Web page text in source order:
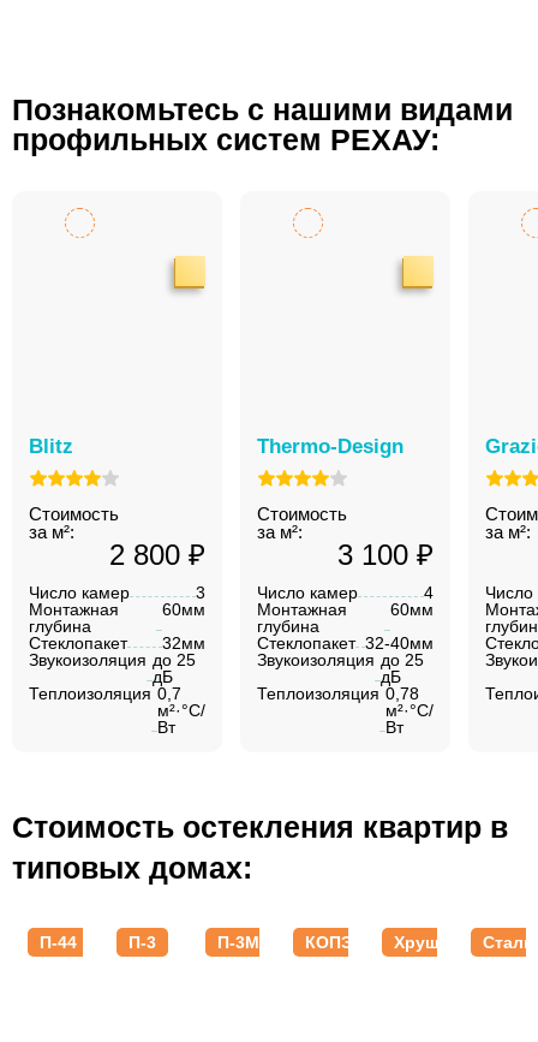
Познакомьтесь с нашими видами
профильных систем РЕХАУ:
Blitz
Стоимость
за м²:
2 800 ₽
Число камер
3
Монтажная
глубина
60мм
Стеклопакет
32мм
Звукоизоляция до 25
дБ
Теплоизоляция 0,7
м²·°C/
Вт
Thermo-Design
Стоимость
за м²:
3 100 ₽
Число камер
4
Монтажная
глубина
60мм
Стеклопакет 32-40мм
Звукоизоляция до 25
дБ
Теплоизоляция 0,78
м²·°C/
Вт
за м²:
Число
Стоимость остекления квартир в
типовых домах:
П-44 П-3 П-3М КОПЭ Хрущевки